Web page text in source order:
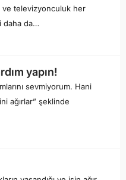
ve televizyonculuk her
daha da…
yapın!
sevmiyorum. Hani
ağırlar” şeklinde